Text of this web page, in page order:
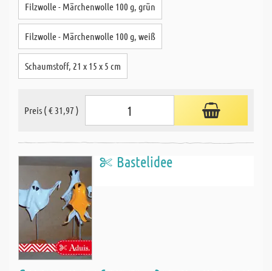
Filzwolle - Märchenwolle 100 g, grün
Filzwolle - Märchenwolle 100 g, weiß
Schaumstoff, 21 x 15 x 5 cm
Preis ( € 31,97 )
Bastelidee